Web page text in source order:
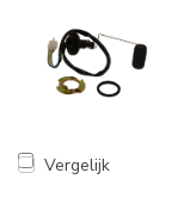
Vergelijk